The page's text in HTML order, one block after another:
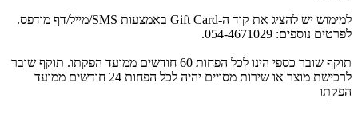
למימוש יש להציג את קוד ה-Gift Card באמצעות SMS/מייל/דף מודפס.
לפרטים נוספים: 054-4671029.
תוקף שובר כספי הינו לכל הפחות 60 חודשים ממועד הפקתו. תוקף שובר
לרכישת מוצר או שירות מסויים יהיה לכל הפחות 24 חודשים ממועד
הפקתו